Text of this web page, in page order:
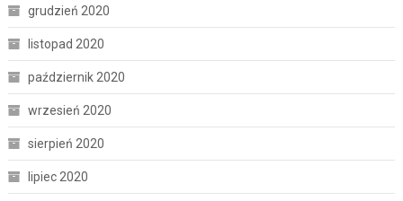
grudzień 2020
listopad 2020
październik 2020
wrzesień 2020
sierpień 2020
lipiec 2020